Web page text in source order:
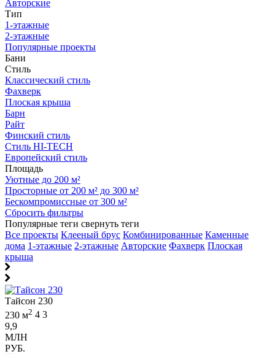
Авторские
Тип
1-этажные
2-этажные
Популярные проекты
Бани
Стиль
Классический стиль
Фахверк
Плоская крыша
Барн
Райт
Финский стиль
Стиль HI-TECH
Европейский стиль
Площадь
Уютные до 200 м²
Просторные от 200 м² до 300 м²
Бескомпромиссные от 300 м²
Сбросить фильтры
Популярные теги свернуть теги
Все проекты Клееный брус Комбинированные Каменные
дома 1-этажные 2-этажные Авторские Фахверк Плоская
крыша
Тайсон 230
230 м2 4 3
9,9
МЛН
РУБ.